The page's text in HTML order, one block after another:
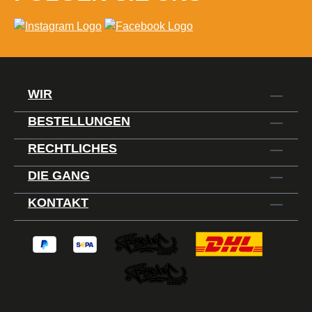
und mehr. Erobere die Welt des DIYs
für jede Herausforderung bereit
großzügige Menge an Farbe in jeder
Dose, um auch große Projekte mühelos
zu bewältigen. Ideal für Kunstwerke im
Renovierungsprojekte.Präziser
Sprühkopf: Der fein abgestimmte
Sprühkopf gewährleistet eine präzise
Kontrolliere den Sprühnebel und erziele
professionelle Ergebnisse ohne
Unordnung.Wetterbeständig und
WIR
BESTELLUNGEN
RECHTLICHES
DIE GANG
KONTAKT